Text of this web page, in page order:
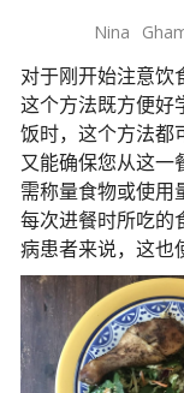
Nina
对于刚开始注意饮
这个方法既方便好
饭时，这个方法都
又能确保您从这一
需称量食物或使用
每次进餐时所吃的
病患者来说，这也